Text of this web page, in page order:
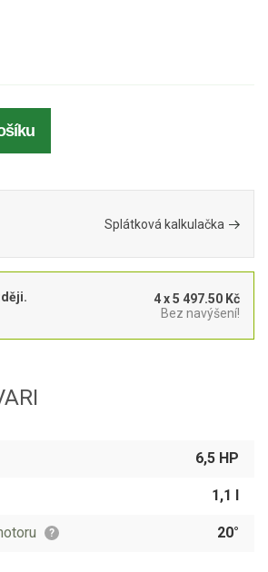
Splátková kalkulačka
4 x 5 497.50 Kč
Bez navýšení!
6,5 HP
1,1 l
? 20°